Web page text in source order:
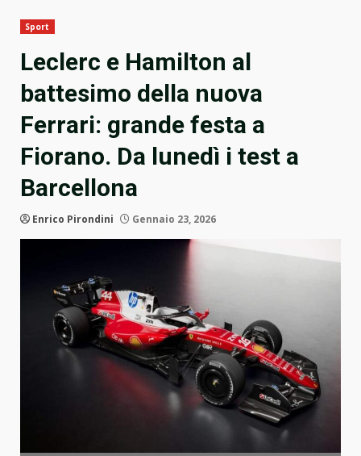
Sport
Leclerc e Hamilton al
battesimo della nuova
Ferrari: grande festa a
Fiorano. Da lunedì i test a
Barcellona
Enrico Pirondini Gennaio 23, 2026